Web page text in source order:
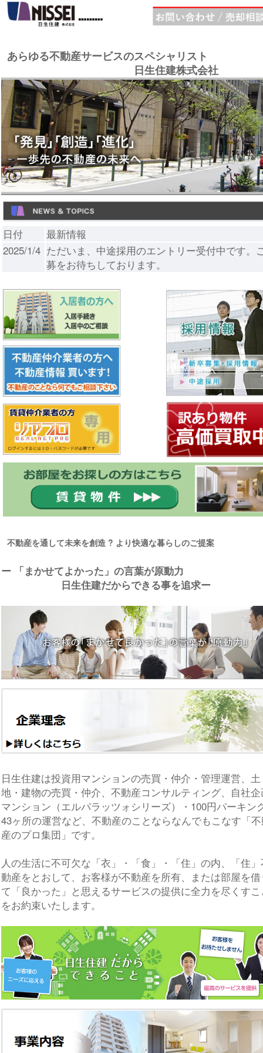
あらゆる不動産サービスのスペシャリスト
日生住建株式会社
日付
最新情報
2025/1/4 ただいま、中途採用のエントリー受付中です。
募をお待ちしております。
不動産を通して未来を創造 ? より快適な暮らしのご提案
ー 「まかせてよかった」の言葉が原動力
日生住建だからできる事を追求ー
日生住建は投資用マンションの売買・仲介・管理運営、土
地・建物の売買・仲介、不動産コンサルティング、自社
マンション（エルパラッツォシリーズ）・100円パーキン
43ヶ所の運営など、不動産のことならなんでもこなす「
産のプロ集団」です。
人の生活に不可欠な「衣」・「食」・「住」の内、「住
動産をとおして、お客様が不動産を所有、または部屋を
て「良かった」と思えるサービスの提供に全力を尽くす
をお約束いたします。